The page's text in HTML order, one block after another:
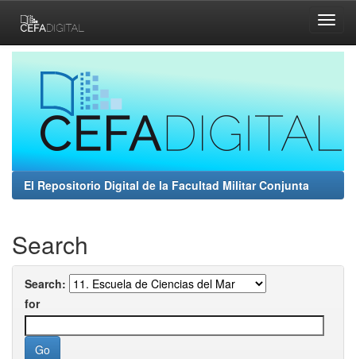
navigation
El Repositorio Digital de la Facultad Militar Conjunta
Search
Search:
for